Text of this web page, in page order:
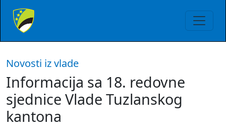
Novosti iz vlade
Informacija sa 18. redovne
sjednice Vlade Tuzlanskog
kantona